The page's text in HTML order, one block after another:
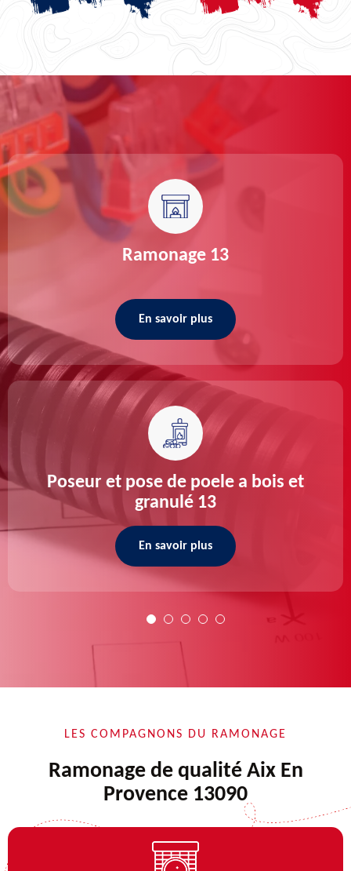
Ramonage 13
En savoir plus
Poseur et pose de poele a bois et
granulé 13
En savoir plus
LES COMPAGNONS DU RAMONAGE
Ramonage de qualité Aix En
Provence 13090